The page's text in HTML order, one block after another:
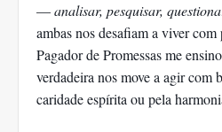
—analisar, pesquisar,
ambas nos desafiam a viver
Pagador de Promessas me
verdadeira nos move a agir com
caridade espírita ou pela